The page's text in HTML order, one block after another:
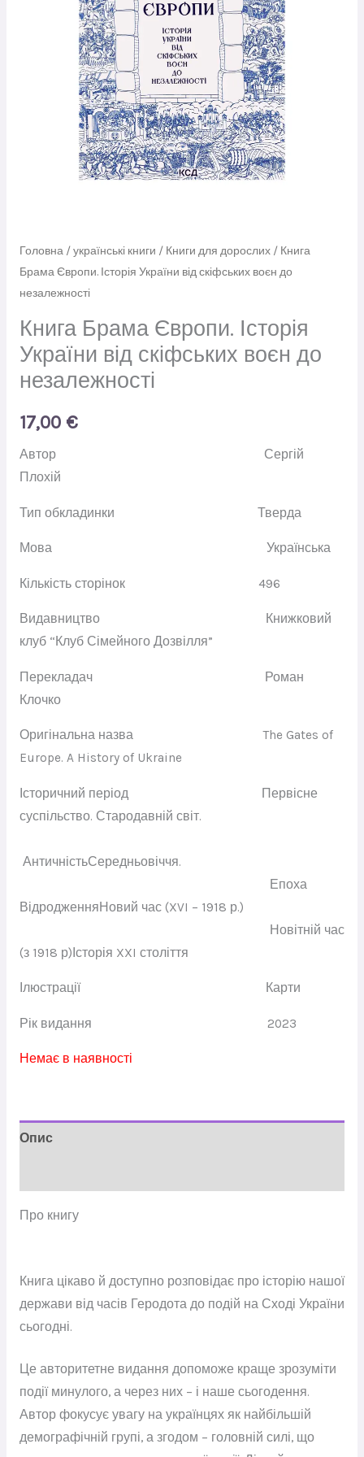
Головна/українські книги / Книги для дорослих/ Книга
Брама Європи. Історія України від скіфських воєн до
незалежності
Книга Брама Європи. Історія
України від скіфських воєн до
незалежності
17,00 €
Автор Сергій
Плохій
Тип обкладинки Тверда
Мова Українська
Кількість сторінок 496
Видавництво
Книжковий
клуб “Клуб Сімейного Дозвілля”
Перекладач
Роман
Клочко
Оригінальна назваThe Gates of
Europe. A History of Ukraine
Історичний період
Первісне
суспільство. Стародавній світ.
АнтичністьСередньовіччя.
Епоха
Відродження Новий час (XVI – 1918 р.)
Новітній час
(з 1918 р) Історія XXI століття
Ілюстрації Карти
Рік видання 2023
Немає в наявності
Опис
Про книгу
Книга цікаво й доступно розповідає про історію нашої
держави від часів Геродота до подій на Сході України
сьогодні.
Це авторитетне видання допоможе краще зрозуміти
події минулого, а через них – і наше сьогодення.
Автор фокусує увагу на українцях як найбільшій
демографічній групі, а згодом – головній силі, що